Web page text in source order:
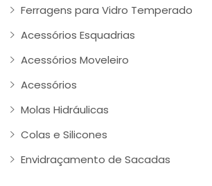
Ferragens para Vidro Temperado
Acessórios Esquadrias
Acessórios Moveleiro
Acessórios
Molas Hidráulicas
Colas e Silicones
Envidraçamento de Sacadas